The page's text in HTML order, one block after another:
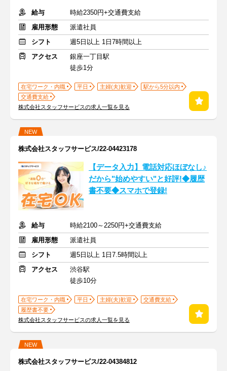
給与
時給2350円+交通費支給
雇用形態
派遣社員
シフト
週5日以上 1日7時間以上
アクセス
銀座一丁目駅
徒歩1分
在宅ワーク・内職 平日 主婦(夫)歓迎
駅から5分以内
交通費支給
株式会社スタッフサービスの求人一覧を見る
NEW
株式会社スタッフサービス/22-04423178
【データ入力】電話対応ほぼなし♪
だから"始めやすい"と好評!◆履歴
書不要◆スマホで登録!
給与
時給2100～2250円+交通費支給
雇用形態
派遣社員
シフト
週5日以上 1日7.5時間以上
アクセス
渋谷駅
徒歩10分
在宅ワーク・内職 平日 主婦(夫)歓迎
交通費支給
履歴書不要
株式会社スタッフサービスの求人一覧を見る
NEW
株式会社スタッフサービス/22-04384812